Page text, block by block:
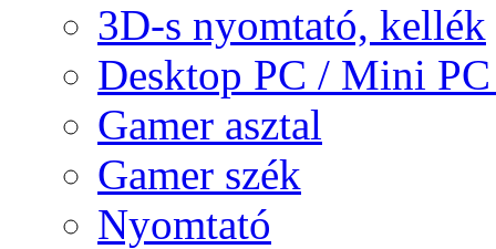
3D-s nyomtató, kellék
Desktop PC / Mini
Gamer asztal
Gamer szék
Nyomtató